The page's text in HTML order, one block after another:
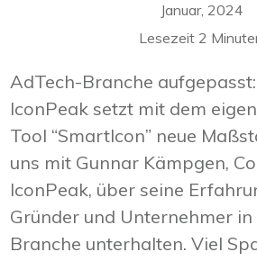
Januar, 2024
Lesezeit 2
AdTech-Branche
IconPeak setzt mit dem
Tool “SmartIcon” neue
uns mit Gunnar Kämpgen,
IconPeak, über seine
Gründer und Unternehmer
Branche unterhalten. Viel